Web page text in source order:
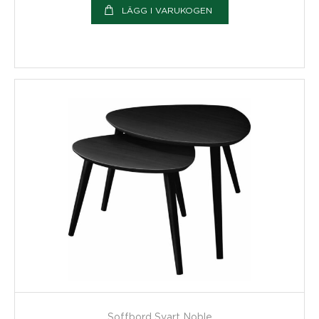
LÄGG I VARUKOGEN
Soffbord Svart Noble